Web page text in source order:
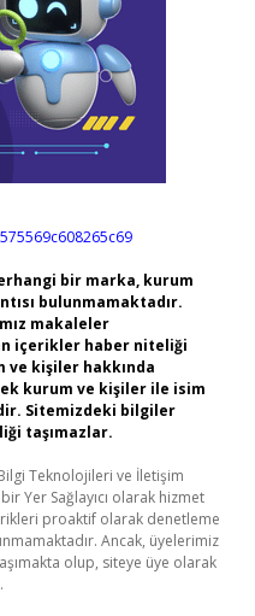
bir marka, kurum
bulunmamaktadır.
makaleler
içerikler haber niteliği
ve kişiler hakkında
kurum ve kişiler ile isim
Sitemizdeki bilgiler
taşımazlar.
Teknolojileri ve İletişim
Yer Sağlayıcı olarak hizmet
proaktif olarak denetleme
Ancak, üyelerimiz
olup, siteye üye olarak